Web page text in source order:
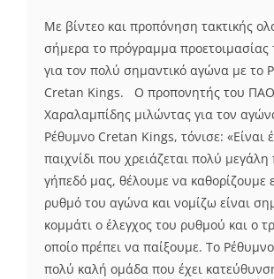
Με βίντεο και προπόνηση τακτικής
σήμερα το πρόγραμμα
για τον πολύ σημαντικό αγώνα με το
Cretan Kings. O προπονητής του
Χαραλαμπίδης μιλώντας για τον
Ρέθυμνο Cretan Kings, τόνισε: «Είναι
παιχνίδι που χρειάζεται πολύ
γήπεδό μας, θέλουμε να καθορίζουμε
ρυθμό του αγώνα και νομίζω είναι
κομμάτι ο έλεγχος του ρυθμού και ο
οποίο πρέπει να παίξουμε. Το Ρέθυμνο
πολύ καλή ομάδα που έχει